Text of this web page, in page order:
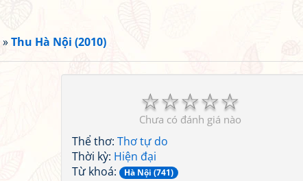
»Thu Hà Nội (2010)
☆
☆
☆
☆
☆
Chưa có đánh giá nào
Thể thơ: Thơ tự do
Thời kỳ: Hiện đại
Từ khoá:
Hà Nội (741)